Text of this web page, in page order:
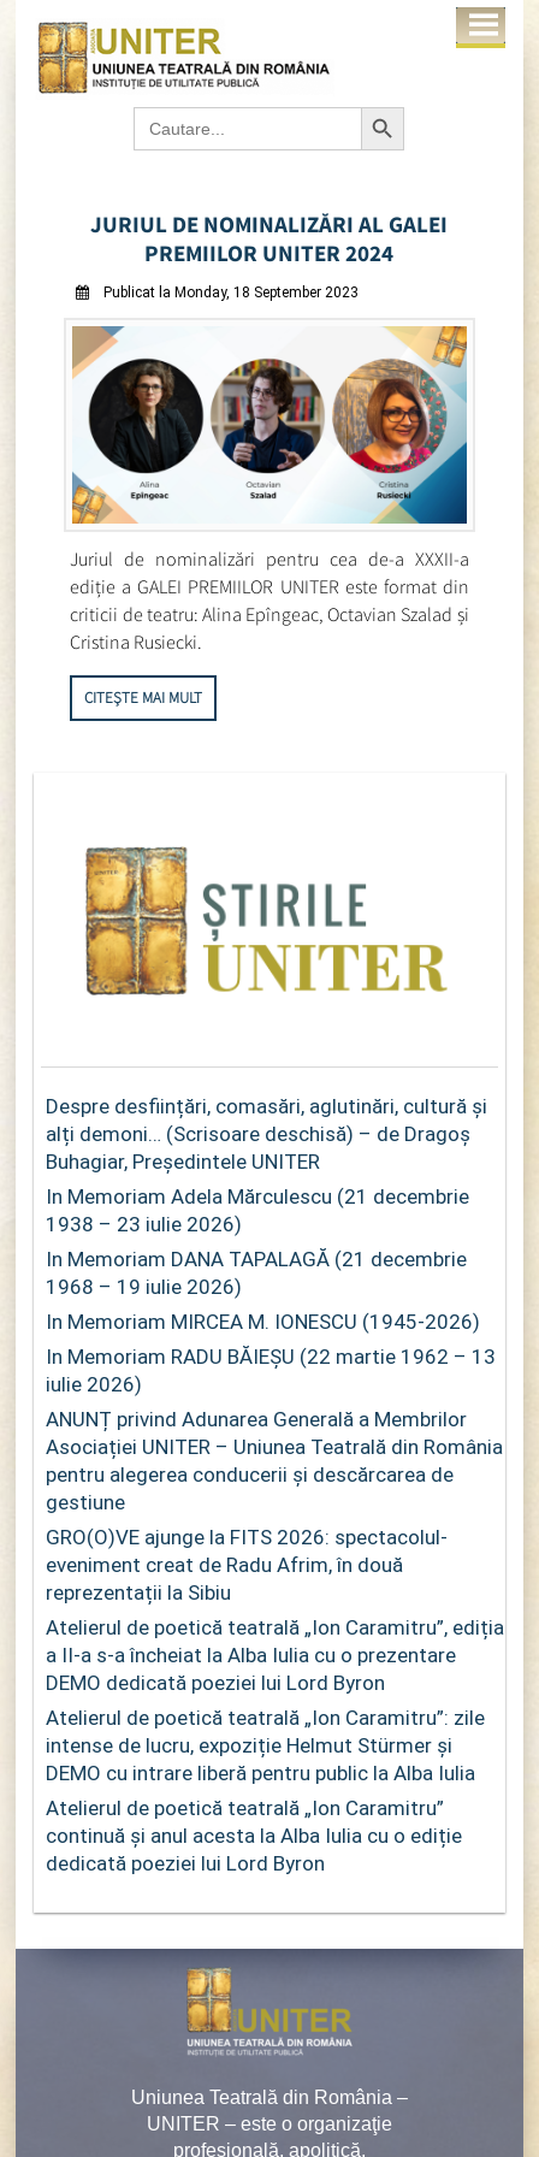
Search
for:
Search Button
JURIUL DE NOMINALIZĂRI AL GALEI
PREMIILOR UNITER 2024
Publicat la Monday, 18 September 2023
Juriul de nominalizări pentru cea de-a XXXII-a
ediție a GALEI PREMIILOR UNITER este format din
criticii de teatru: Alina Epîngeac, Octavian Szalad și
Cristina Rusiecki.
CITEȘTE MAI MULT
Despre desființări, comasări, aglutinări, cultură și
alți demoni… (Scrisoare deschisă) – de Dragoș
Buhagiar, Președintele UNITER
In Memoriam Adela Mărculescu (21 decembrie
1938 – 23 iulie 2026)
In Memoriam DANA TAPALAGĂ (21 decembrie
1968 – 19 iulie 2026)
In Memoriam MIRCEA M. IONESCU (1945-2026)
In Memoriam RADU BĂIEȘU (22 martie 1962 – 13
iulie 2026)
ANUNȚ privind Adunarea Generală a Membrilor
Asociației UNITER – Uniunea Teatrală din România
pentru alegerea conducerii și descărcarea de
gestiune
GRO(O)VE ajunge la FITS 2026: spectacolul-
eveniment creat de Radu Afrim, în două
reprezentații la Sibiu
Atelierul de poetică teatrală „Ion Caramitru”, ediția
a II-a s-a încheiat la Alba Iulia cu o prezentare
DEMO dedicată poeziei lui Lord Byron
Atelierul de poetică teatrală „Ion Caramitru”: zile
intense de lucru, expoziție Helmut Stürmer și
DEMO cu intrare liberă pentru public la Alba Iulia
Atelierul de poetică teatrală „Ion Caramitru”
continuă și anul acesta la Alba Iulia cu o ediție
dedicată poeziei lui Lord Byron
Uniunea Teatrală din România –
UNITER – este o organizaţie
profesională, apolitică,